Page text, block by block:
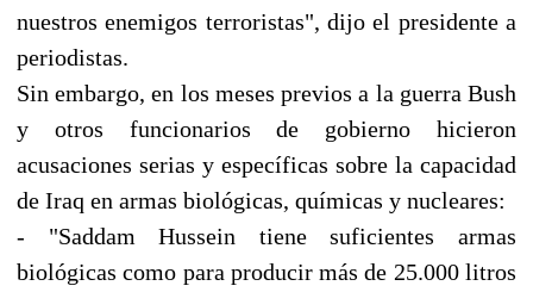
nuestros enemigos terroristas", dijo el presidente a
periodistas.
Sin embargo, en los meses previos a la guerra Bush
y otros funcionarios de gobierno hicieron
acusaciones serias y específicas sobre la capacidad
de Iraq en armas biológicas, químicas y nucleares:
- "Saddam Hussein tiene suficientes armas
biológicas como para producir más de 25.000 litros